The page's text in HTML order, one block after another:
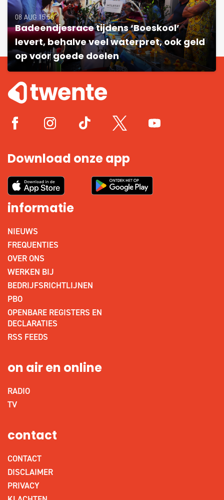
08 AUG 15:56
Badeendjesrace tijdens ‘Boeskool’
levert, behalve veel waterpret, ook geld
op voor goede doelen
Download onze app
informatie
NIEUWS
FREQUENTIES
OVER ONS
WERKEN BIJ
BEDRIJFSRICHTLIJNEN
PBO
OPENBARE REGISTERS EN
DECLARATIES
RSS FEEDS
on air en online
RADIO
TV
contact
CONTACT
DISCLAIMER
PRIVACY